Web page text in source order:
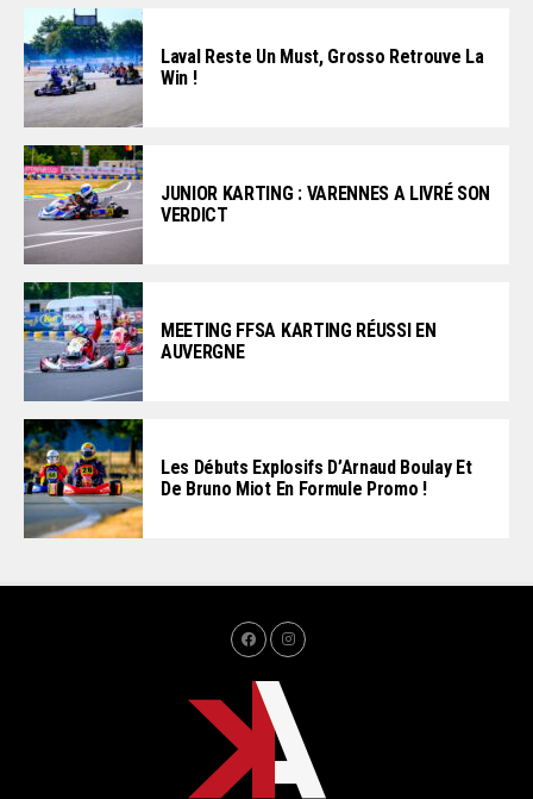
Laval Reste Un Must, Grosso Retrouve La
Win !
JUNIOR KARTING : VARENNES A LIVRÉ SON
VERDICT
MEETING FFSA KARTING RÉUSSI EN
AUVERGNE
Les Débuts Explosifs D’Arnaud Boulay Et
De Bruno Miot En Formule Promo !